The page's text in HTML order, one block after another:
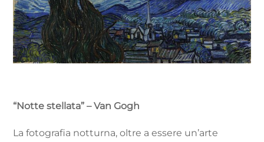
“Notte stellata” – Van Gogh
La fotografia notturna, oltre a essere un’arte